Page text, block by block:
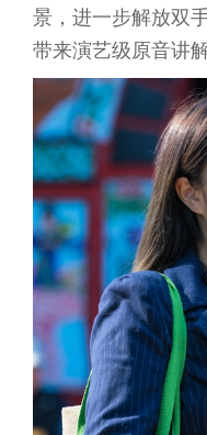
景，进一步解放双
带来演艺级原音讲解